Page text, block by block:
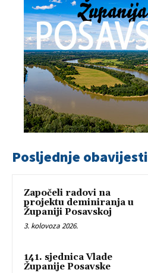
Posljednje obavijesti
Započeli radovi na
projektu deminiranja u
Županiji Posavskoj
3. kolovoza 2026.
141. sjednica Vlade
Županije Posavske